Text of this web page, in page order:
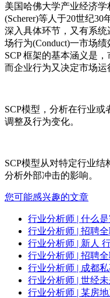
美国哈佛大学产业经济学
(Scherer)等人于20世纪30
深入具体环节，又有系
场行为(Conduct)一市场绩
SCP框架的基本涵义是，
而企业行为又决定市场运
SCP模型，分析在行业或
调整及行为变化。
SCP模型从对特定行业结
分析外部冲击的影响。
您可能感兴趣的文章
行业分析师 | 什么
行业分析师 | 招聘
行业分析师 | 新人
行业分析师 | 招聘
行业分析师 | 成都
行业分析师 | 世经
行业分析师 | 某房